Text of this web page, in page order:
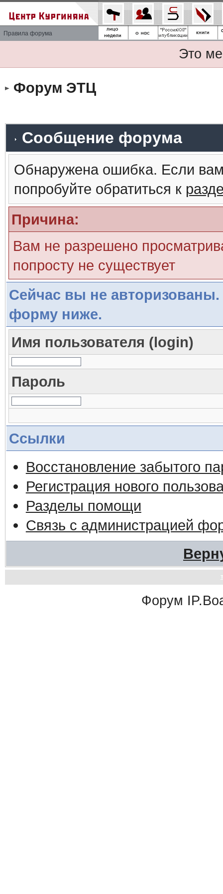
Правила форума
Это
Форум ЭТЦ
Сообщение форума
Обнаружена ошибка. Если
попробуйте обратиться к
Причина:
Вам не разрешено
попросту не существует
Сейчас вы не авторизованы.
форму ниже.
Имя пользователя (login)
Пароль
Ссылки
Восстановление забытого
Регистрация нового
Разделы помощи
Связь с администрацией
Форум